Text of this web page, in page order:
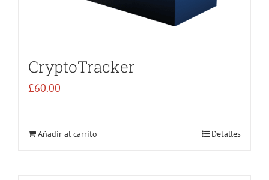
CryptoTracker
£60.00
Añadir al carrito Detalles